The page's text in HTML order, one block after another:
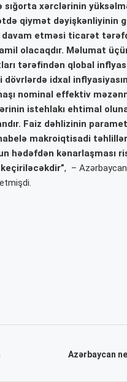
xərclərinin
qiymət dəyişkənliyinin
etməsi ticarət
olacaqdır. Məlumat
tərəfindən qlobal
idxal
nominal effektiv
istehlakı ehtimal
Faiz dəhlizinin
makroiqtisadi
hədəfdən kənarlaşması
, – Azərbaycan
Azərbaycan